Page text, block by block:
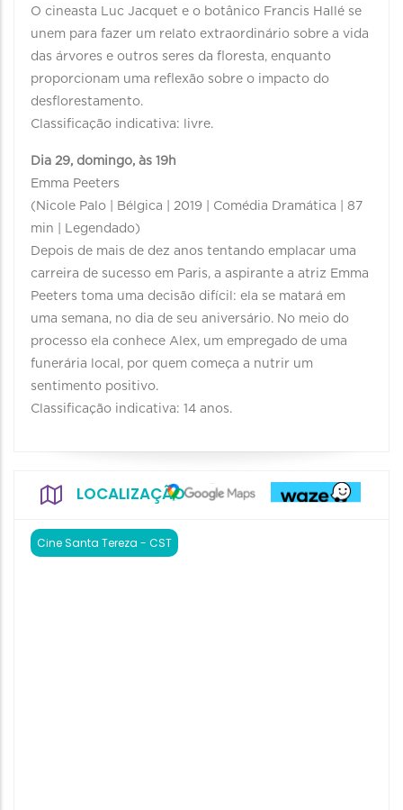
O cineasta Luc Jacquet e o botânico Francis Hallé se
unem para fazer um relato extraordinário sobre a vida
das árvores e outros seres da floresta, enquanto
proporcionam uma reflexão sobre o impacto do
desflorestamento.
Classificação indicativa: livre.
Dia 29, domingo, às 19h
Emma Peeters
(Nicole Palo | Bélgica | 2019 | Comédia Dramática | 87
min | Legendado)
Depois de mais de dez anos tentando emplacar uma
carreira de sucesso em Paris, a aspirante a atriz Emma
Peeters toma uma decisão difícil: ela se matará em
uma semana, no dia de seu aniversário. No meio do
processo ela conhece Alex, um empregado de uma
funerária local, por quem começa a nutrir um
sentimento positivo.
Classificação indicativa: 14 anos.
LOCALIZAÇÃO
Cine Santa Tereza - CST